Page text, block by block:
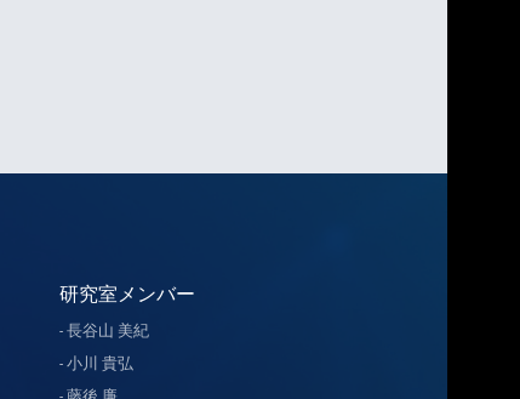
研究室メンバー
長谷山 美紀
小川 貴弘